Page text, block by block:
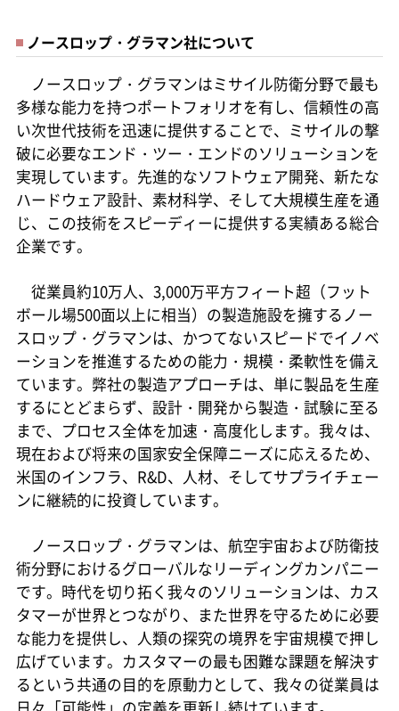
ノースロップ・グラマン社について
ノースロップ・グラマンはミサイル防衛分野で最も
多様な能力を持つポートフォリオを有し、信頼性の高
い次世代技術を迅速に提供することで、ミサイルの撃
破に必要なエンド・ツー・エンドのソリューションを
実現しています。先進的なソフトウェア開発、新たな
ハードウェア設計、素材科学、そして大規模生産を通
じ、この技術をスピーディーに提供する実績ある総合
企業です。
従業員約10万人、3,000万平方フィート超（フット
ボール場500面以上に相当）の製造施設を擁するノー
スロップ・グラマンは、かつてないスピードでイノベ
ーションを推進するための能力・規模・柔軟性を備え
ています。弊社の製造アプローチは、単に製品を生産
するにとどまらず、設計・開発から製造・試験に至る
まで、プロセス全体を加速・高度化します。我々は、
現在および将来の国家安全保障ニーズに応えるため、
米国のインフラ、R&D、人材、そしてサプライチェー
ンに継続的に投資しています。
ノースロップ・グラマンは、航空宇宙および防衛技
術分野におけるグローバルなリーディングカンパニー
です。時代を切り拓く我々のソリューションは、カス
タマーが世界とつながり、また世界を守るために必要
な能力を提供し、人類の探究の境界を宇宙規模で押し
広げています。カスタマーの最も困難な課題を解決す
るという共通の目的を原動力として、我々の従業員は